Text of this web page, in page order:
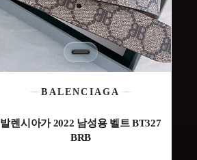
BALENCIAGA
발렌시아가 2022 남성용 벨트 BT327
BRB